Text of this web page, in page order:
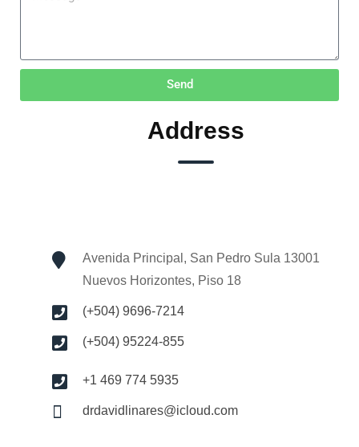
Send
Address
Avenida Principal, San Pedro Sula 13001
Nuevos Horizontes, Piso 18
(+504) 9696-7214
(+504) 95224-855
+1 469 774 5935
drdavidlinares@icloud.com